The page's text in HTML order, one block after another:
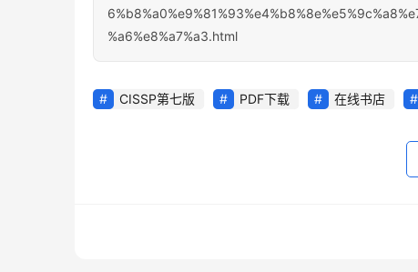
%a6%e8%a7%a3.html
CISSP第七版 PDF下载 在线书店